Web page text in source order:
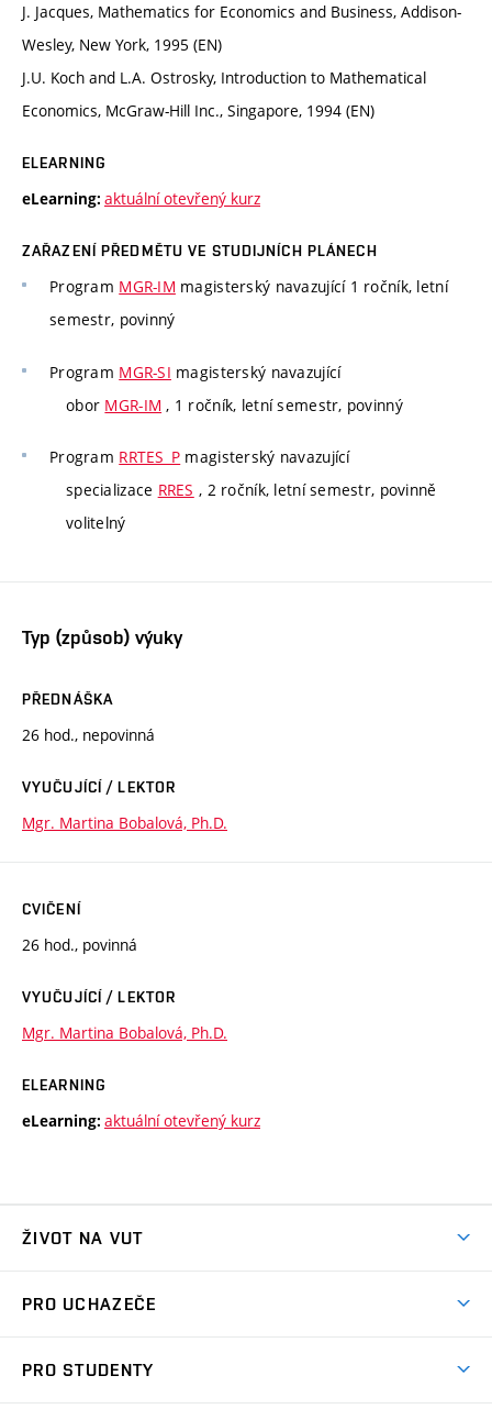
J. Jacques, Mathematics for Economics and Business, Addison-
Wesley, New York, 1995 (EN)
J.U. Koch and L.A. Ostrosky, Introduction to Mathematical
Economics, McGraw-Hill Inc., Singapore, 1994 (EN)
ELEARNING
eLearning: aktuální otevřený kurz
ZAŘAZENÍ PŘEDMĚTU VE STUDIJNÍCH PLÁNECH
Program MGR-IM magisterský navazující 1 ročník, letní
semestr, povinný
Program MGR-SI magisterský navazující
obor MGR-IM , 1 ročník, letní semestr, povinný
Program RRTES_P magisterský navazující
specializace RRES , 2 ročník, letní semestr, povinně
volitelný
Typ (způsob) výuky
PŘEDNÁŠKA
26 hod., nepovinná
VYUČUJÍCÍ / LEKTOR
Mgr. Martina Bobalová, Ph.D.
CVIČENÍ
26 hod., povinná
VYUČUJÍCÍ / LEKTOR
Mgr. Martina Bobalová, Ph.D.
ELEARNING
eLearning: aktuální otevřený kurz
ŽIVOT NA VUT
Koleje
PRO UCHAZEČE
PRO STUDENTY